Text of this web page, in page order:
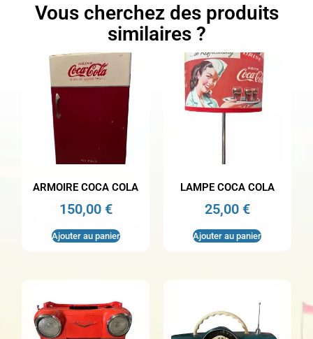
Vous cherchez des produits
similaires ?
ARMOIRE COCA COLA
150,00 €
Ajouter au panier
LAMPE COCA COLA
25,00 €
Ajouter au panier